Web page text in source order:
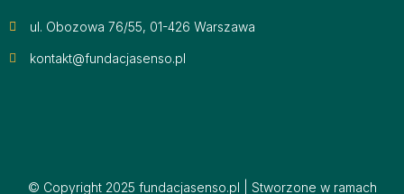
ul. Obozowa 76/55, 01-426 Warszawa
kontakt@fundacjasenso.pl
© Copyright 2025 fundacjasenso.pl | Stworzone w ramach